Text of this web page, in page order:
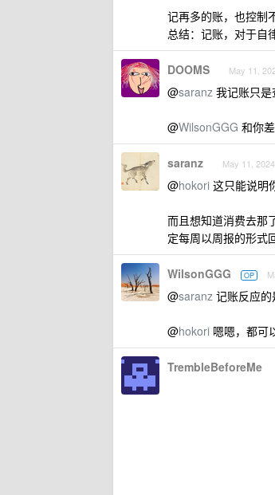
记再多的账，也控制
总结：记账，对于自
DOOMS May 11,
@saranz 我记账只
@WilsonGGG 和你
saranz May 11, 2024
@hokori 这只能说明
而且想知道消费去那
定每周以周报的形式
WilsonGGG OP
@saranz 记账反应的
@hokori 嗯嗯，都可
TrembleBeforeMe